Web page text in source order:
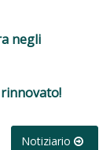
negli
rinnovato!
Notiziario